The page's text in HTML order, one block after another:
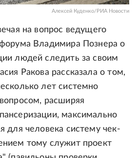
Алексей Куденко/РИА Новости
на вопрос ведущего
форума Владимира Познера о
людей следить за своим
Ракова рассказала о том,
лет системно
расширяя
максимально
для человека систему чек-
тому служит проект